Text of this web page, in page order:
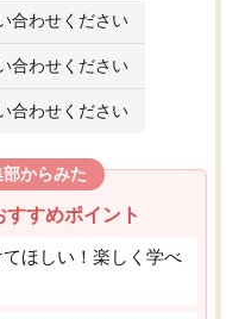
合わせください
合わせください
合わせください
からみた
すめポイント
てほしい！楽しく学べ